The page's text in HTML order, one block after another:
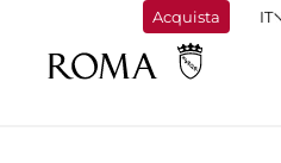
Acquista